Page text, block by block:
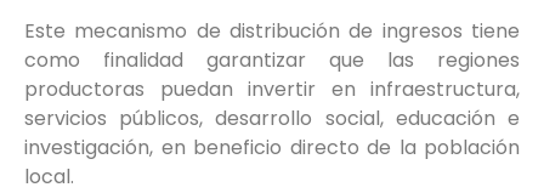
Este mecanismo de distribución de ingresos tiene
como finalidad garantizar que las regiones
productoras puedan invertir en infraestructura,
servicios públicos, desarrollo social, educación e
investigación, en beneficio directo de la población
local.